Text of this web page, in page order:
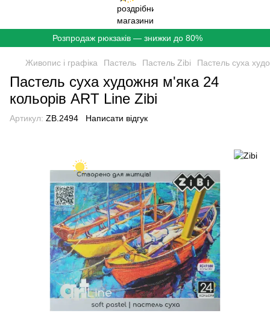
Розпродаж рюкзаків — знижки до 80%
Живопис і графіка Пастель Пастель Zibi Пастель суха
Пастель суха художня м'яка 24
кольорів ART Line Zibi
Артикул: ZB.2494 Написати відгук